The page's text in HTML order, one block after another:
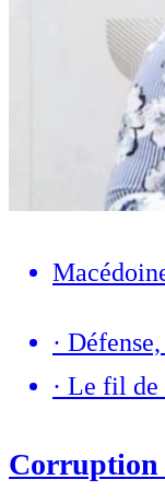
·
· Le fil de
Corruption